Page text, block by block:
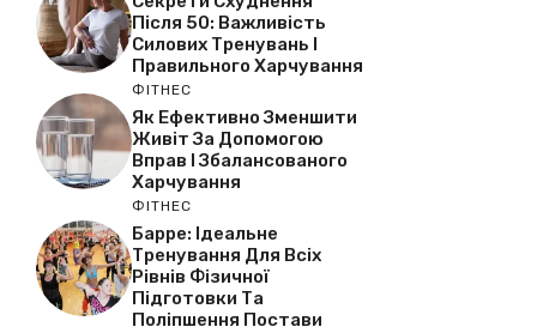
Після 50: Важливість
Силових Тренувань І
Правильного Харчування
ФІТНЕС
Як Ефективно Зменшити
Живіт За Допомогою
Вправ І Збалансованого
Харчування
ФІТНЕС
Барре: Ідеальне
Тренування Для Всіх
Рівнів Фізичної
Підготовки Та
Поліпшення Постави